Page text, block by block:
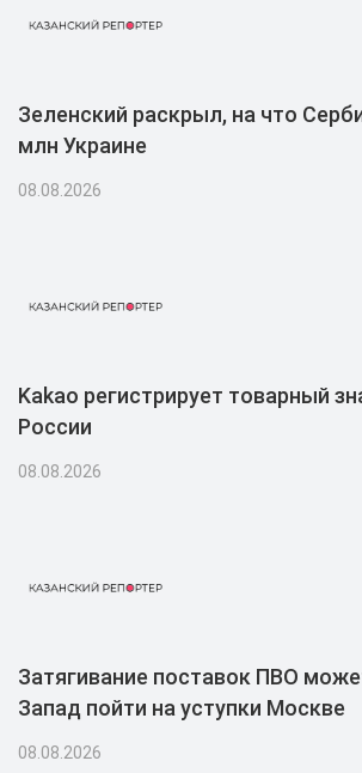
Зеленский раскрыл, на что
млн Украине
08.08.2026
Kakao регистрирует товарный
России
08.08.2026
Затягивание поставок ПВО
Запад пойти на уступки Москве
08.08.2026